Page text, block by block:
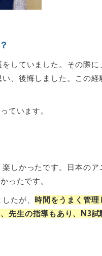
していました。その際に
、後悔しました。この経
ています。
しかったです。日本のア
ったです。
たが、 時間をうまく管理
先生の指導もあり、N3試